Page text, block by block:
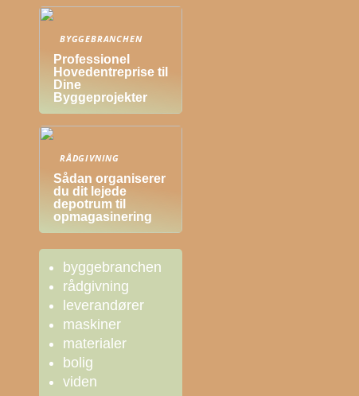
BYGGEBRANCHEN
Professionel
Hovedentreprise til
Dine
Byggeprojekter
RÅDGIVNING
Sådan organiserer
du dit lejede
depotrum til
opmagasinering
byggebranchen
rådgivning
leverandører
maskiner
materialer
bolig
viden